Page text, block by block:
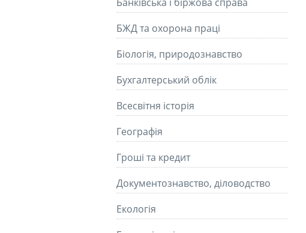
БЖД та охорона праці
Біологія, природознавство
Бухгалтерський облік
Всесвітня історія
Географія
Гроші та кредит
Документознавство, діловодство
Екологія